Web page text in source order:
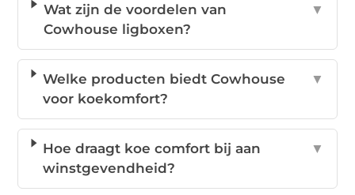
Wat zijn de voordelen van
Cowhouse ligboxen?
▼
Welke producten biedt Cowhouse
voor koekomfort?
▼
Hoe draagt koe comfort bij aan
winstgevendheid?
▼